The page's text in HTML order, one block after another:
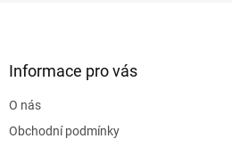
Informace pro vás
O nás
Obchodní podmínky